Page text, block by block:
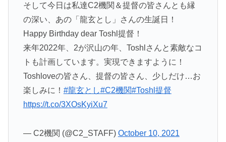
そして今日は私達C2機関＆提督の皆さんとも縁
の深い、あの「龍玄とし」さんの生誕日！
Happy Birthday dear Toshl提督！
来年2022年、2が沢山の年、Toshlさんと素敵なコ
トも計画しています。実現できますように！
Toshloveの皆さん、提督の皆さん、少しだけ…お
楽しみに！ #龍玄とし#C2機関#Toshl提督
https://t.co/3XOsKyiXu7
— C2機関 (@C2_STAFF) October 10, 2021